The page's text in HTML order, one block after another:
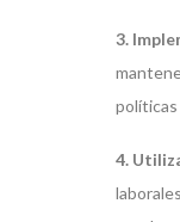
3.
políticas
4.